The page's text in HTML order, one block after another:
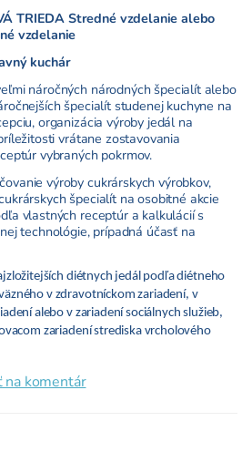
TRIEDA Stredné vzdelanie alebo
vzdelanie
kuchár
náročných národných špecialít alebo
špecialít studenej kuchyne na
organizácia výroby jedál na
vrátane zostavovania
vybraných pokrmov.
výroby cukrárskych výrobkov,
špecialít na osobitné akcie
vlastných receptúr a kalkulácií s
technológie, prípadná účasť na
diétnych jedál podľa diétneho
v zdravotníckom zariadení, v
alebo v zariadení sociálnych služieb,
zariadení strediska vrcholového
na komentár